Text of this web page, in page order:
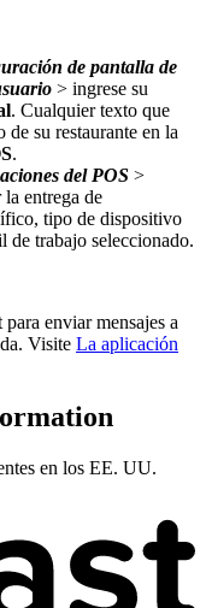
de pantalla de
> ingrese su
. Cualquier texto que
su restaurante en la
.
del POS >
entrega de
tipo de dispositivo
de trabajo seleccionado.
enviar mensajes a
Visite La aplicación
en los EE. UU.